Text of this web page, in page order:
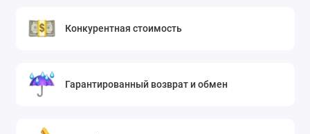
Конкурентная стоимость
Гарантированный возврат и обмен